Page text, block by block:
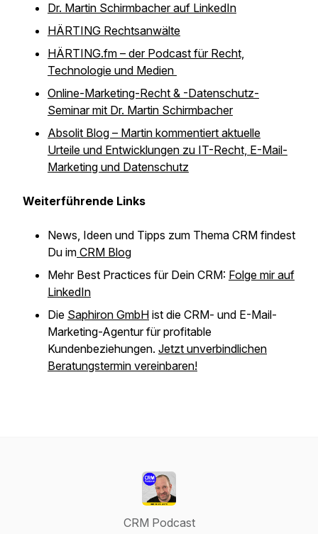
Dr. Martin Schirmbacher auf LinkedIn
HÄRTING Rechtsanwälte
HÄRTING.fm – der Podcast für Recht,
Technologie und Medien
Online-Marketing-Recht & -Datenschutz-
Seminar mit Dr. Martin Schirmbacher
Absolit Blog – Martin kommentiert aktuelle
Urteile und Entwicklungen zu IT-Recht, E-Mail-
Marketing und Datenschutz
Weiterführende Links
News, Ideen und Tipps zum Thema CRM findest
Du im CRM Blog
Mehr Best Practices für Dein CRM: Folge mir auf
LinkedIn
Die Saphiron GmbH ist die CRM- und E-Mail-
Marketing-Agentur für profitable
Kundenbeziehungen. Jetzt unverbindlichen
Beratungstermin vereinbaren!
CRM Podcast